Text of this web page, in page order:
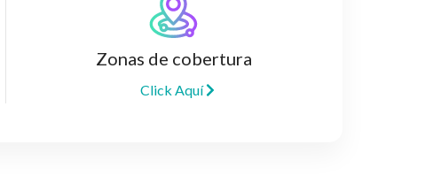
Zonas de cobertura
Click Aquí